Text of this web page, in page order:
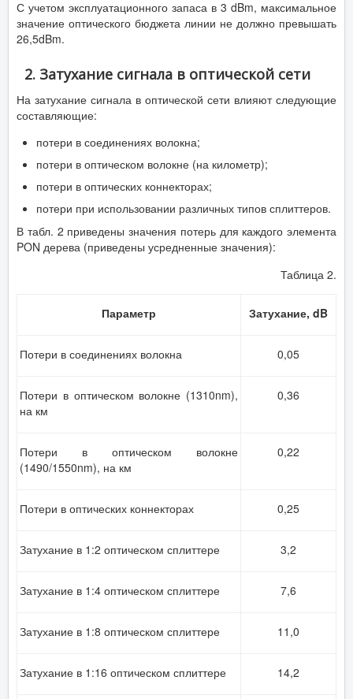
С учетом эксплуатационного запаса в 3 dBm, максимальное
значение оптического бюджета линии не должно превышать
26,5dBm.
2. Затухание сигнала в оптической сети
На затухание сигнала в оптической сети влияют следующие
составляющие:
потери в соединениях волокна;
потери в оптическом волокне (на километр);
потери в оптических коннекторах;
потери при использовании различных типов сплиттеров.
В табл. 2 приведены значения потерь для каждого элемента
PON дерева (приведены усредненные значения):
Таблица 2.
Параметр Затухание, dB
Потери в соединениях волокна 0,05
Потери в оптическом волокне (1310nm),
на км
0,36
Потери в оптическом волокне
(1490/1550nm), на км
0,22
Потери в оптических коннекторах 0,25
Затухание в 1:2 оптическом сплиттере 3,2
Затухание в 1:4 оптическом сплиттере 7,6
Затухание в 1:8 оптическом сплиттере 11,0
Затухание в 1:16 оптическом сплиттере 14,2